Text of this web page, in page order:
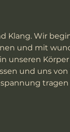
Klang. Wir
und mit
unseren
und uns
tragen